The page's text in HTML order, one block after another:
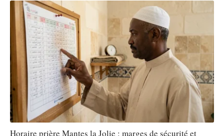
Horaire prière Mantes la Jolie : marges de sécurité et